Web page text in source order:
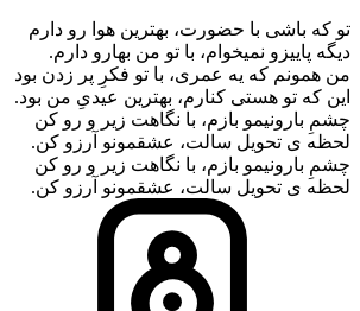
تو که باشی با حضورت، بهترین هوا رو دارم
دیگه پاییزو نمیخوام، با تو من بهارو دارم.
من همونم که یه عمری، با تو فکرِ پر زدن بود
این که تو هستی کنارم، بهترین عیدیِ من بود.
چشمِ بارونیمو بازم، با نگاهت زیر و رو کن
لحظه ی تحویل سالت، عشقمونو آرزو کن.
چشمِ بارونیمو بازم، با نگاهت زیر و رو کن
لحظه ی تحویل سالت، عشقمونو آرزو کن.